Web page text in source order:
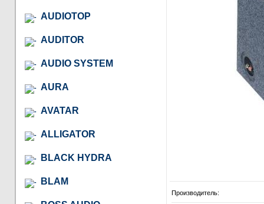
AUDIOTOP
AUDITOR
AUDIO SYSTEM
AURA
AVATAR
ALLIGATOR
BLACK HYDRA
BLAM
Производитель: